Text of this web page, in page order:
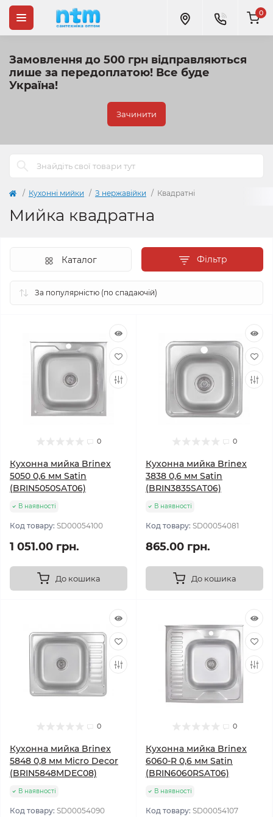
Замовлення до 500 грн відправляються
лише за передоплатою! Все буде
Україна!
Зачинити
0
Кухонні мийки З нержавійки Квадратні
Мийка квадратна
Фільтр
Каталог
0
Кухонна мийка Brinex
5050 0,6 мм Satin
(BRIN5050SAT06)
В наявності
Код товару: SD00054100
1 051.00 грн.
До кошика
0
Кухонна мийка Brinex
3838 0,6 мм Satin
(BRIN3835SAT06)
В наявності
Код товару: SD00054081
865.00 грн.
До кошика
0
Кухонна мийка Brinex
5848 0,8 мм Micro Decor
(BRIN5848MDEC08)
В наявності
Код товару: SD00054090
0
Кухонна мийка Brinex
6060-R 0,6 мм Satin
(BRIN6060RSAT06)
В наявності
Код товару: SD00054107